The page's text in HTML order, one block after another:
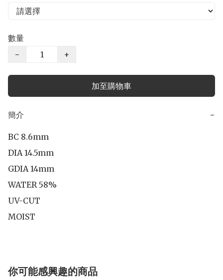
數量
−
+
加至購物車
簡介 −
BC 8.6mm
DIA 14.5mm
GDIA 14mm
WATER 58%
UV-CUT
你可能感興趣的商品